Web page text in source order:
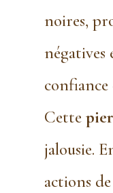
noires,
confiance
Cette
jalousie.
actions